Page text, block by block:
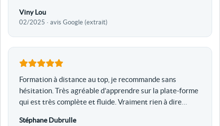
Viny Lou
02/2025 · avis Google (extrait)
Formation à distance au top, je recommande sans
hésitation. Très agréable d’apprendre sur la plate-forme
qui est très complète et fluide. Vraiment rien à dire…
Stéphane Dubrulle